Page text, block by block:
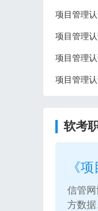
项目管理
项目管理
项目管理
软考
《
信管
方数